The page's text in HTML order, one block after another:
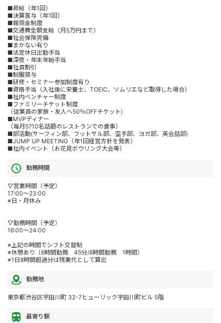
■昇給（年1回）
■決算賞与（年1回）
■報奨金制度
■交通費全額支給（月5万円まで）
■社会保険完備
■まかない有り
■法定休日出勤手当
■深夜・年末年始手当
■社員割引
■制服貸与
■研修・セミナー参加制度有り
■資格手当（入社後に栄養士、TOEIC、ソムリエなど取得した場合）
■社内ベンチャー制度
■ファミリーチケット制度
（従業員の家族・友人へ50％OFFチケット)
■MVPディナー
（毎月5?10名話題のレストランでの食事）
■部活動(サーフィン部、フットサル部、空手部、ヨガ部、英会話部)
■JUMP UP MEETING（年1回経営方針を発表）
■社内イベント（お花見ボウリング大会等）
勤務時間
▽営業時間（予定）
17:00～23:00
※日・月休み
▽勤務時間（予定）
16:00～24:00
※上記の時間でシフト交替制
※休憩あり（6時間勤務 45分/8時間勤務 1時間）
※1日8時間超過分は残業代として算出
勤務地
東京都渋谷区宇田川町 32-7ヒューリック宇田川町ビル 5階
最寄り駅